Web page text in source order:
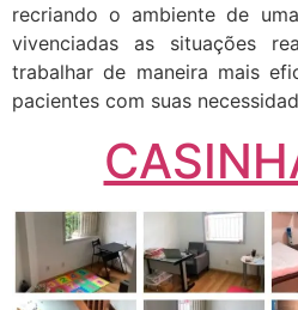
recriando o ambiente de
vivenciadas as situações
trabalhar de maneira mais
pacientes com suas